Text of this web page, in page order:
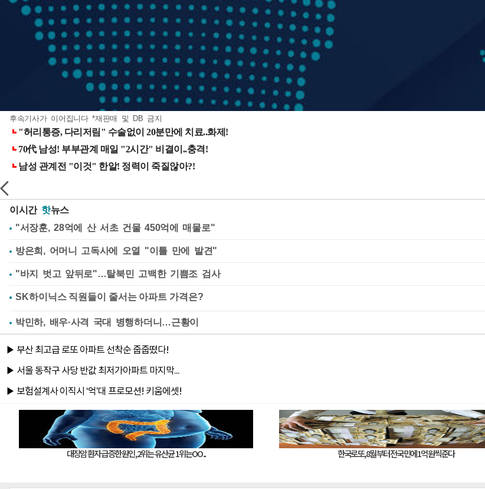
후속기사가 이어집니다 *재판매 및 DB 금지
이시간 핫뉴스
"서장훈, 28억에 산 서초 건물 450억에 매물로"
방은희, 어머니 고독사에 오열 "이틀 만에 발견"
"바지 벗고 앞뒤로"…탈북민 고백한 기쁨조 검사
박민하, 배우·사격 국대 병행하더니…근황이